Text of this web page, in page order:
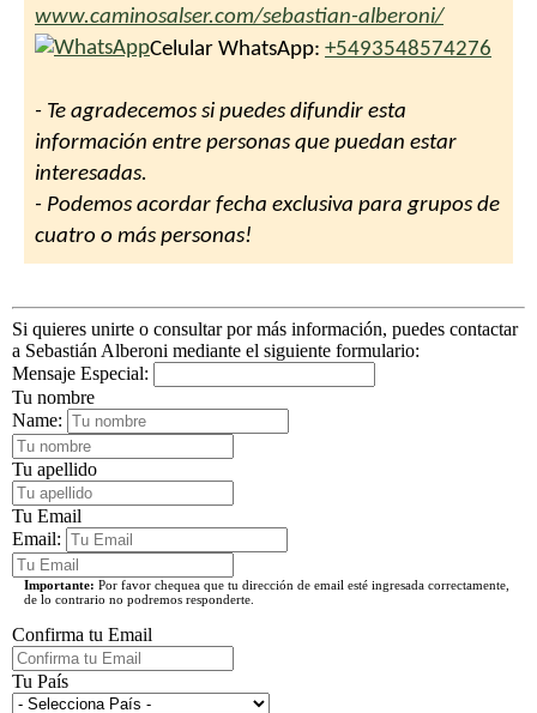
www.caminosalser.com/sebastian-alberoni/
Celular WhatsApp: +5493548574276
- Te agradecemos si puedes difundir esta
información entre personas que puedan estar
interesadas.
- Podemos acordar fecha exclusiva para grupos de
cuatro o más personas!
Si quieres unirte o consultar por más información, puedes contactar
a Sebastián Alberoni mediante el siguiente formulario:
Mensaje Especial:
Tu nombre
Name:
Tu apellido
Tu Email
Email:
Importante: Por favor chequea que tu dirección de email esté ingresada correctamente,
de lo contrario no podremos responderte.
Confirma tu Email
Tu País